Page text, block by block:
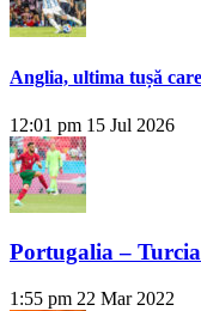
Anglia, ultima tușă
12:01 pm 15 Jul 2026
Portugalia –
1:55 pm 22 Mar 2022